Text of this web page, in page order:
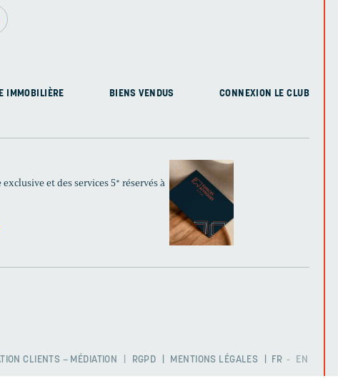
IMMOBILIÈRE BIENS VENDUS CONNEXION LE CLUB
et des services 5* réservés à
FR EN
CLIENTS – MÉDIATION RGPD MENTIONS LÉGALES